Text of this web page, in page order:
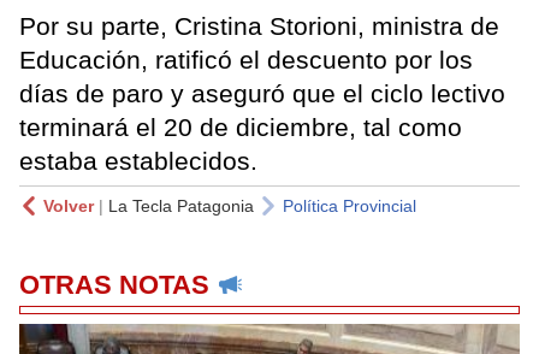
Por su parte, Cristina Storioni, ministra de
Educación, ratificó el descuento por los
días de paro y aseguró que el ciclo lectivo
terminará el 20 de diciembre, tal como
estaba establecidos.
Volver| La Tecla Patagonia Política Provincial
OTRAS NOTAS